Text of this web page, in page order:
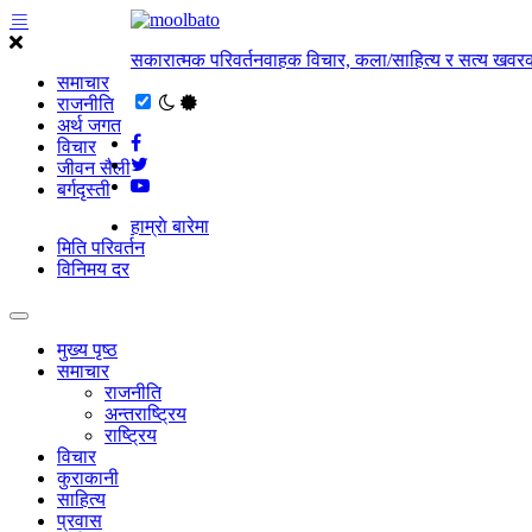
समाचार
राजनीति
अर्थ जगत
विचार
जीवन सैली
बर्गदृस्ती
सकारात्मक परिवर्तनवाहक विचार, कला/साहित्य र सत्य
हाम्राे बारेमा
मिति परिवर्तन
विनिमय दर
मुख्य पृष्ठ
समाचार
राजनीति
अन्तराष्ट्रिय
राष्ट्रिय
विचार
कुराकानी
साहित्य
प्रवास